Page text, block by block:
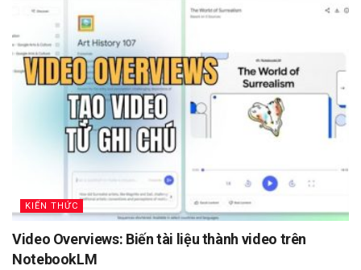
KIẾN THỨC
Video Overviews: Biến tài liệu thành video trên
NotebookLM